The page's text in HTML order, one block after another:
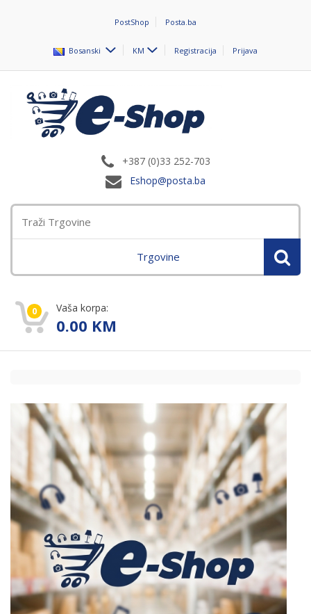
PostShop Posta.ba
Bosanski KM Registracija Prijava
+387 (0)33 252-703
Eshop@posta.ba
Trgovine
0 Vaša korpa:
0.00 KM